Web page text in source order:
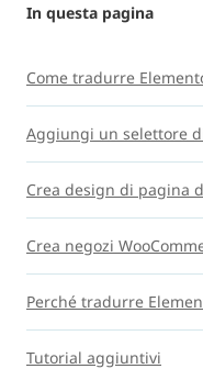
In questa pagina
Come tradurre
Aggiungi un selettore
Crea design di pagina
Crea negozi
Perché tradurre
Tutorial aggiuntivi